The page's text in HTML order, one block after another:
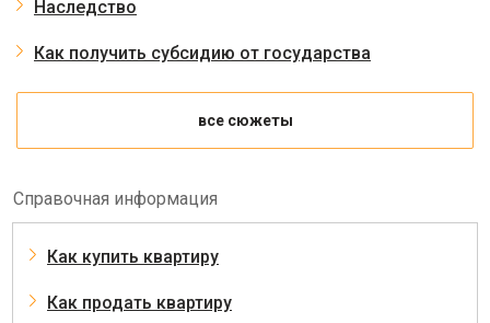
Наследство
Как получить субсидию от государства
все сюжеты
Справочная информация
Как купить квартиру
Как продать квартиру